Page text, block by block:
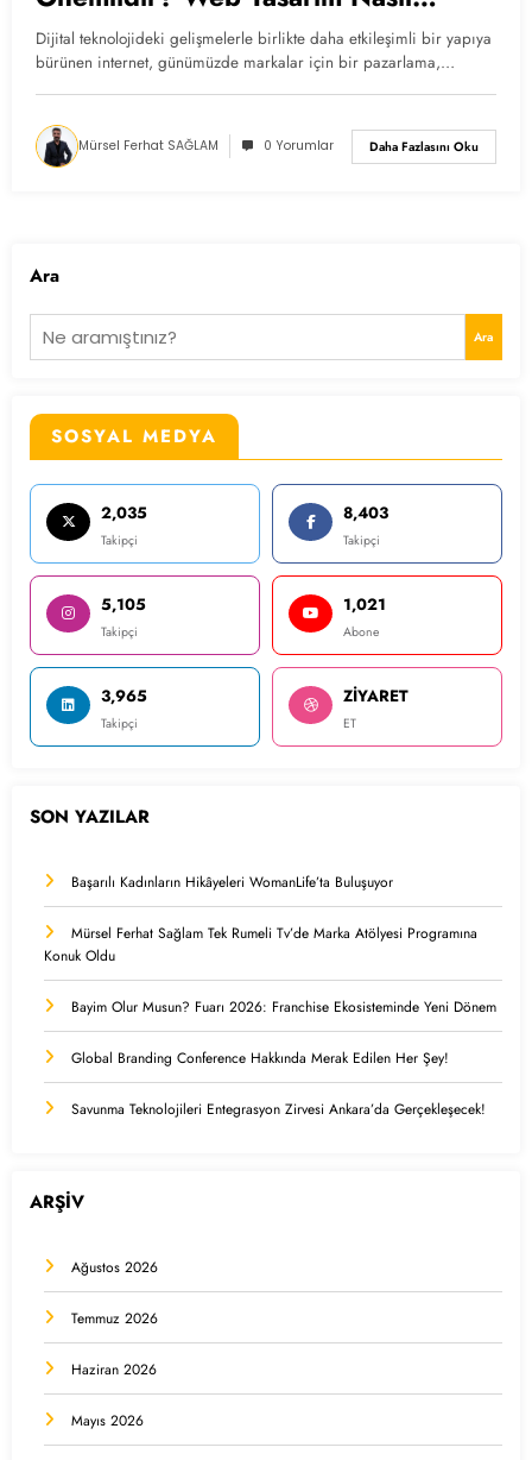
Yapılır?
Dijital teknolojideki gelişmelerle birlikte daha etkileşimli bir yapıya
bürünen internet, günümüzde markalar için bir pazarlama,…
Mürsel Ferhat SAĞLAM 0 Yorumlar Daha Fazlasını Oku
Ara
Ara
SOSYAL MEDYA
2,035
Takipçi
8,403
Takipçi
5,105
Takipçi
1,021
Abone
3,965
Takipçi
ZİYARET
ET
SON YAZILAR
Başarılı Kadınların Hikâyeleri WomanLife’ta Buluşuyor
Mürsel Ferhat Sağlam Tek Rumeli Tv’de Marka Atölyesi Programına
Konuk Oldu
Bayim Olur Musun? Fuarı 2026: Franchise Ekosisteminde Yeni Dönem
Global Branding Conference Hakkında Merak Edilen Her Şey!
Savunma Teknolojileri Entegrasyon Zirvesi Ankara’da Gerçekleşecek!
ARŞİV
Ağustos 2026
Temmuz 2026
Haziran 2026
Mayıs 2026